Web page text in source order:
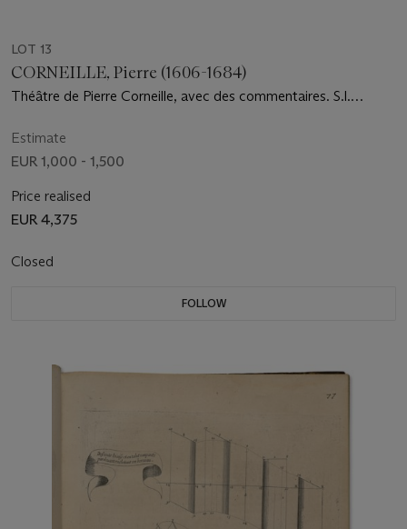
LOT 13
CORNEILLE, Pierre (1606-1684)
Théâtre de Pierre Corneille, avec des commentaires. S.l.
Estimate
EUR 1,000 - 1,500
Price realised
EUR 4,375
Closed
FOLLOW